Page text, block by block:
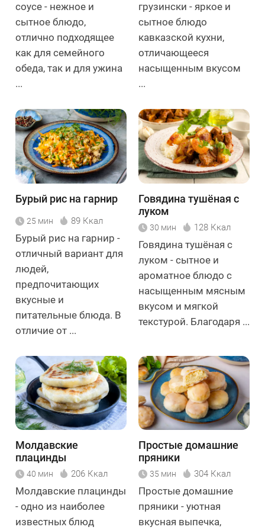
соусе - нежное и
сытное блюдо,
отлично подходящее
как для семейного
обеда, так и для ужина
...
грузински - яркое и
сытное блюдо
кавказской кухни,
отличающееся
насыщенным вкусом
...
Бурый рис на гарнир
25 мин 89 Ккал
Бурый рис на гарнир -
отличный вариант для
людей,
предпочитающих
вкусные и
питательные блюда. В
отличие от ...
Говядина тушёная с
луком
30 мин 128 Ккал
Говядина тушёная с
луком - сытное и
ароматное блюдо с
насыщенным мясным
вкусом и мягкой
текстурой. Благодаря ...
Молдавские
плацинды
40 мин 206 Ккал
Молдавские плацинды
- одно из наиболее
известных блюд
Простые домашние
пряники
35 мин 304 Ккал
Простые домашние
пряники - уютная
вкусная выпечка,